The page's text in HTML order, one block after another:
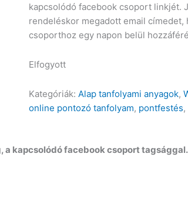
kapcsolódó facebook csoport linkjét.
rendeléskor megadott email címedet,
csoporthoz egy napon belül
Elfogyott
Kategóriák: Alap tanfolyami anyagok,
online pontozó tanfolyam, pontfestés,
a kapcsolódó facebook csoport tagsággal.